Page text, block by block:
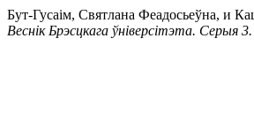
Бут-Гусаім, Святлана
Веснік Брэсцкага ўніверсітэта. Серыя 3.